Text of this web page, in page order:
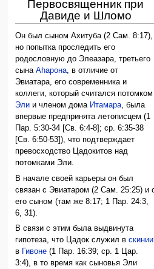
Первосвященник при
Давиде и Шломо
Он был сыном Ахитуба (2 Сам. 8:17),
но попытка проследить его
родословную до Элеазара, третьего
сынаАhарона, в отличие от
Эвиатара, его современника и
коллеги, который считался потомком
Эли и членом дома Итамара, была
впервые предпринята летописцем (1
Пар. 5:30-34 [Св. 6:4-8]; ср. 6:35-38
[Св. 6:50-53]), что подтверждает
превосходство Цадокитов над
потомками Эли.
В начале своей карьеры он был
связан с Эвиатаром (2 Сам. 25:25) и
его сыном (там же 8:17; 1 Пар. 24:3,
6, 31).
В связи с этим была выдвинута
гипотеза, что Цадок служил вскинии
в
Гивоне (1 Пар. 16:39; ср. 1 Цар.
3:4), в то время как сыновья Эли